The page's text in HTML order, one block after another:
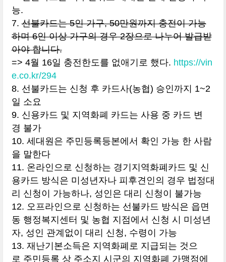
능.
7.선불카드는 5인 가구, 50만원까지 충전이 가능
하며 6인 이상 가구의 경우 2장으로 나누어 발급받
아야 합니다.
=> 4월 16일 충전한도를 없애기로 했다. https://vin
e.co.kr/294
8. 선불카드는 신청 후 카드사(농협) 승인까지 1~2
일 소요
9. 신용카드 및 지역화폐 카드는 사용 중 카드 변
경 불가
10. 세대원은 주민등록등본에서 확인 가능 한 사람
을 말한다
11. 온라인으로 신청하는 경기지역화폐카드 및 신
용카드 방식은 미성년자나 피후견인의 경우 법정대
리 신청이 가능하나, 성인은 대리 신청이 불가능
12. 오프라인으로 신청하는 선불카드 방식은 읍면
동 행정복지센터 및 농협 지점에서 신청 시 미성년
자, 성인 관계없이 대리 신청, 수령이 가능
13. 재난기본소득은 지역화폐로 지급되는 것으
로 주민등록 상 주소지 시군의 지역화폐 가맹점에